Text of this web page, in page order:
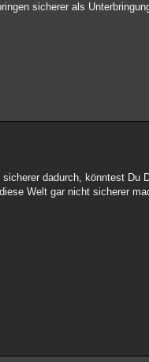
sicherer als
dadurch, könntest Du
Welt gar nicht sicherer